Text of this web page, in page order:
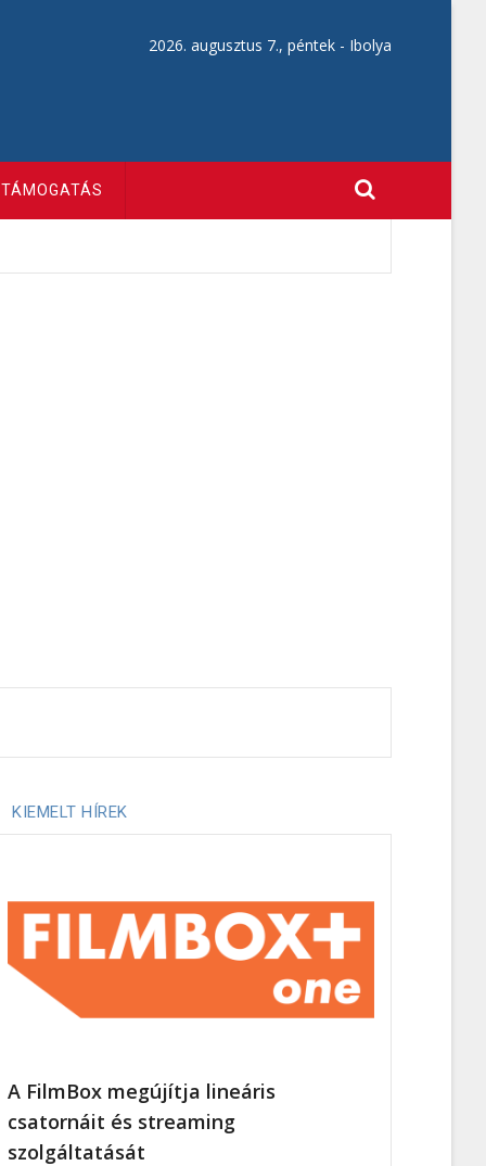
2026. augusztus 7., péntek - Ibolya
TÁMOGATÁS
KIEMELT HÍREK
A FilmBox megújítja lineáris
csatornáit és streaming
szolgáltatását